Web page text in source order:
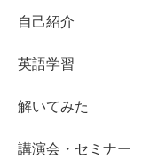
自己紹介
英語学習
解いてみた
講演会・セミナー